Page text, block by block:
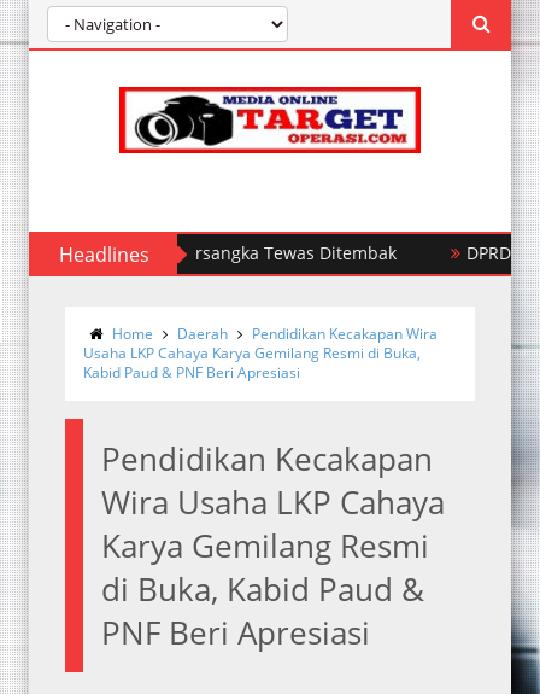
Headlines
Limun, Satu Tersangka Tewas Ditembak DPRD Kota
Home Daerah
Pendidikan Kecakapan Wira
Usaha LKP Cahaya Karya Gemilang Resmi di Buka,
Kabid Paud & PNF Beri Apresiasi
Pendidikan Kecakapan
Wira Usaha LKP Cahaya
Karya Gemilang Resmi
di Buka, Kabid Paud &
PNF Beri Apresiasi